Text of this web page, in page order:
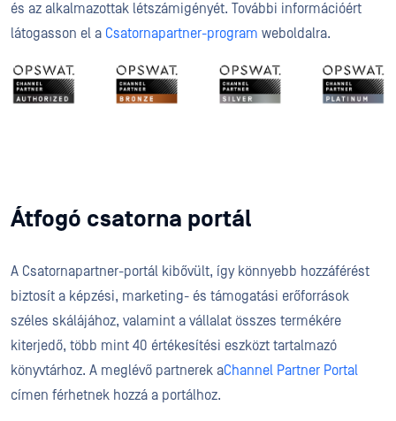
és az alkalmazottak létszámigényét. További információért
látogasson el a Csatornapartner-program weboldalra.
Átfogó csatorna portál
A Csatornapartner-portál kibővült, így könnyebb hozzáférést
biztosít a képzési, marketing- és támogatási erőforrások
széles skálájához, valamint a vállalat összes termékére
kiterjedő, több mint 40 értékesítési eszközt tartalmazó
könyvtárhoz. A meglévő partnerek aChannel Partner Portal
címen férhetnek hozzá a portálhoz.